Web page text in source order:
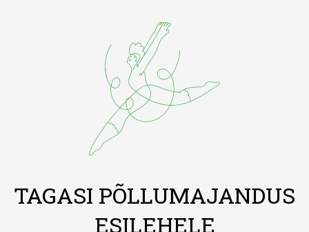
TAGASI PÕLLUMAJANDUS
ESILEHELE